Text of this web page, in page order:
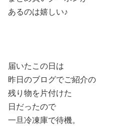
あるのは嬉しい♪
届いたこの日は
昨日のブログでご紹介の
残り物を片付けた
日だったので
一旦冷凍庫で待機。